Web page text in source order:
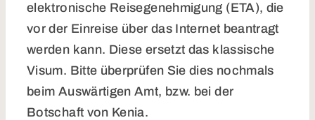
Reisearten
Inspirationen
elektronische Reisegenehmigung (ETA), die
vor der Einreise über das Internet beantragt
werden kann. Diese ersetzt das klassische
Visum. Bitte überprüfen Sie dies nochmals
beim Auswärtigen Amt, bzw. bei der
Botschaft von Kenia.